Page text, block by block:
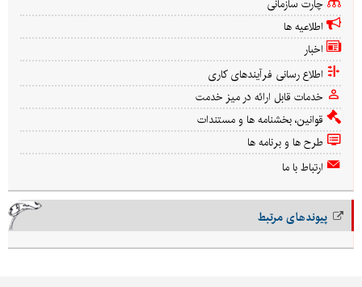
چارت سازمانی
اطلاعیه ها
اخبار
اطلاع رسانی فرآیندهای کاری
خدمات قابل ارائه در میز خدمت
قوانین، بخشنامه ها و مستندات
طرح ها و برنامه ها
ارتباط با ما
پیوندهای مرتبط